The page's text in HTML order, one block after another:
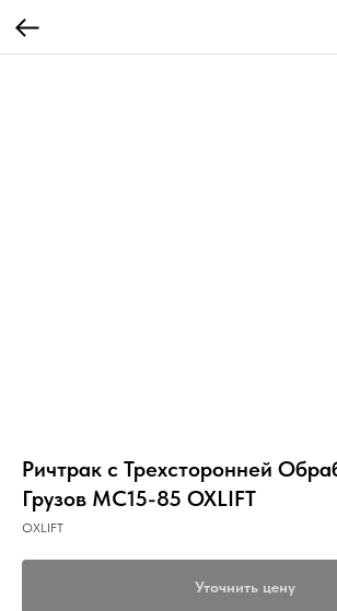
Ричтрак с Трехсторонней
Грузов MC15-85 OXLIFT
OXLIFT
Уточнить цену